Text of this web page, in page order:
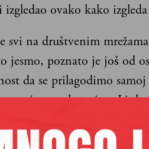
ovako kako izgleda
svi na društvenim
jesmo, poznato je još od
da se prilagodimo
pa ćemo tako svi na
#sundayfunday), na